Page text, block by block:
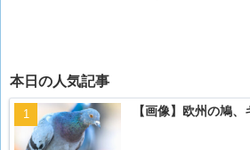
本日の人気記事
【画像】欧州の鳩、